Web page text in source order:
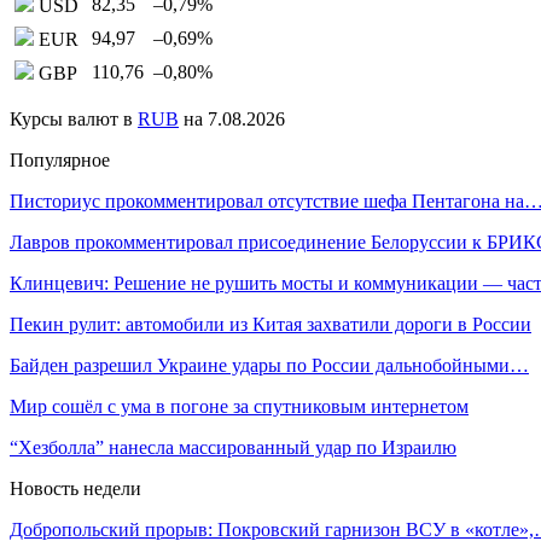
USD
EUR
94,97 –0,69%
GBP
110,76 –0,80%
Курсы валют в RUB на 7.08.2026
Популярное
Писториус прокомментировал отсутствие шефа Пентагона на…
Лавров прокомментировал присоединение Белоруссии к
Клинцевич: Решение не рушить мосты и коммуникации —
Пекин рулит: автомобили из Китая захватили дороги в России
Байден разрешил Украине удары по России дальнобойными…
Мир сошёл с ума в погоне за спутниковым интернетом
“Хезболла” нанесла массированный удар по Израилю
Новость недели
Добропольский прорыв: Покровский гарнизон ВСУ в